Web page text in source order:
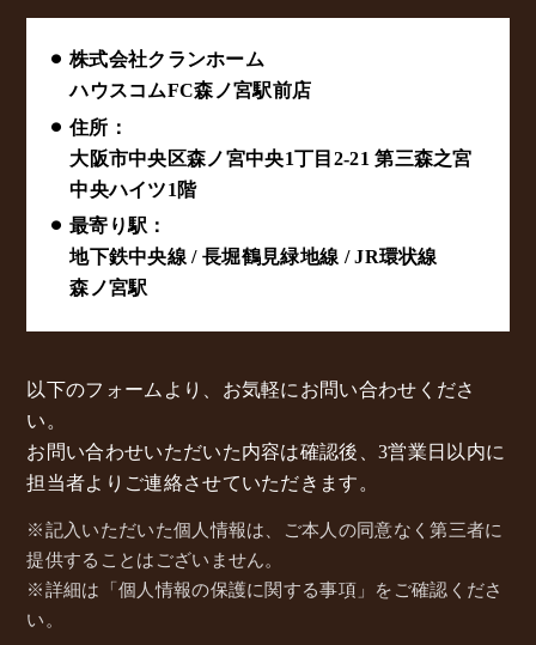
⚫︎ 株式会社クランホーム
ハウスコムFC森ノ宮駅前店
⚫︎ 住所：
大阪市中央区森ノ宮中央1丁目2-21 第三森之宮
中央ハイツ1階
⚫︎ 最寄り駅：
地下鉄中央線 / 長堀鶴見緑地線 / JR環状線
森ノ宮駅
以下のフォームより、お気軽にお問い合わせくださ
い。
お問い合わせいただいた内容は確認後、3営業日以内に
担当者よりご連絡させていただきます。
※記入いただいた個人情報は、ご本人の同意なく第三者に
提供することはございません。
※詳細は「個人情報の保護に関する事項」をご確認くださ
い。